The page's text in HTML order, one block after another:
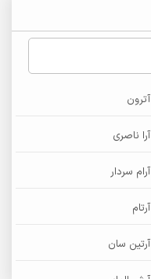
آترون
آرا ناصری
آرام سردار
آرتام
آرتین سان